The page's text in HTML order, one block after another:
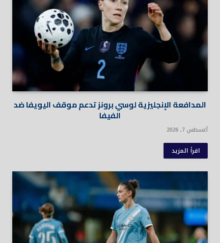
المدافعة الإنجليزية لوسي برونز تدعم موقف اليويفا ضد
الفيفا
أغسطس 7, 2026
اقرأ المزيد